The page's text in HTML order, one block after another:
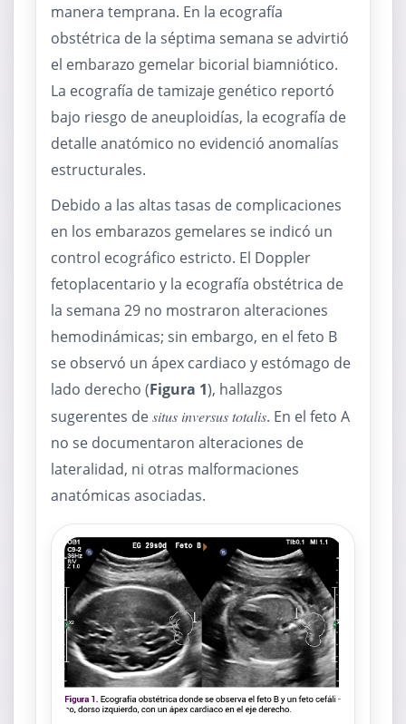
manera temprana. En la ecografía
obstétrica de la séptima semana se advirtió
el embarazo gemelar bicorial biamniótico.
La ecografía de tamizaje genético reportó
bajo riesgo de aneuploidías, la ecografía de
detalle anatómico no evidenció anomalías
estructurales.
Debido a las altas tasas de complicaciones
en los embarazos gemelares se indicó un
control ecográfico estricto. El Doppler
fetoplacentario y la ecografía obstétrica de
la semana 29 no mostraron alteraciones
hemodinámicas; sin embargo, en el feto B
se observó un ápex cardiaco y estómago de
lado derecho (Figura 1), hallazgos
sugerentes desitus inversus totalis. En el feto A
no se documentaron alteraciones de
lateralidad, ni otras malformaciones
anatómicas asociadas.